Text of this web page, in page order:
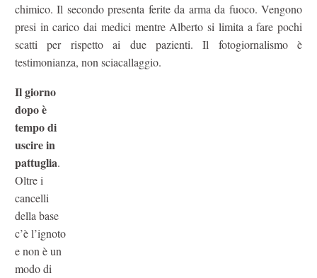
chimico. Il secondo presenta ferite da arma da fuoco. Vengono
presi in carico dai medici mentre Alberto si limita a fare pochi
scatti per rispetto ai due pazienti. Il fotogiornalismo è
testimonianza, non sciacallaggio.
Il giorno
dopo è
tempo di
uscire in
pattuglia.
Oltre i
cancelli
della base
c’è l’ignoto
e non è un
modo di